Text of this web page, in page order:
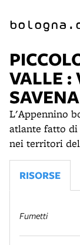
VALLE :
L'Appennino
atlante fatto di
nei territori
RISORSE
Fumetti